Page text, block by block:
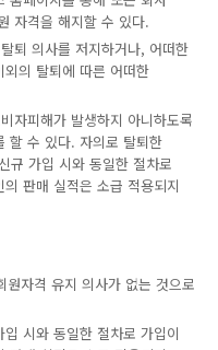
자격을 해지할 수 있다.
퇴 의사를 저지하거나, 어떠한
의 탈퇴에 따른 어떠한
자피해가 발생하지 아니하도록
할 수 있다. 자의로 탈퇴한
규 가입 시와 동일한 절차로
판매 실적은 소급 적용되지
자격 유지 의사가 없는 것으로
시와 동일한 절차로 가입이